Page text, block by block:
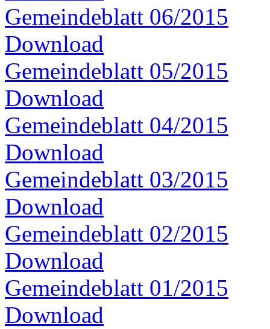
Gemeindeblatt 06/2015
Download
Gemeindeblatt 05/2015
Download
Gemeindeblatt 04/2015
Download
Gemeindeblatt 03/2015
Download
Gemeindeblatt 02/2015
Download
Gemeindeblatt 01/2015
Download